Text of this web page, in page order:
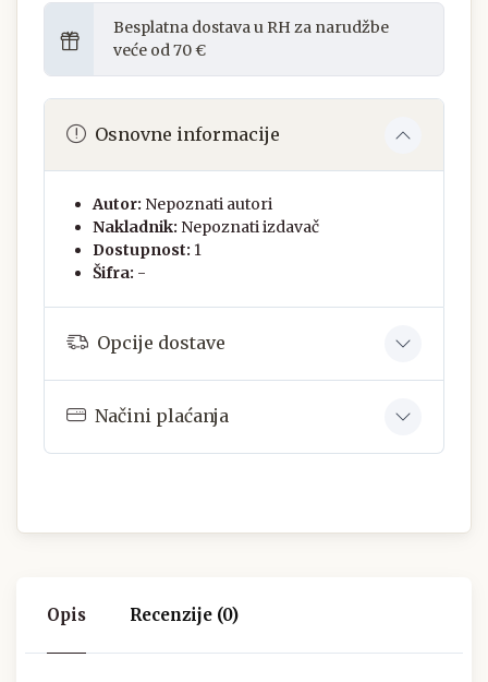
Besplatna dostava u RH za narudžbe
veće od 70 €
Osnovne informacije
Autor: Nepoznati autori
Nakladnik: Nepoznati izdavač
Dostupnost: 1
Šifra: -
Opcije dostave
Načini plaćanja
Opis Recenzije (0)